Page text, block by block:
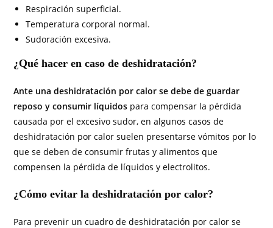
Respiración superficial.
Temperatura corporal normal.
Sudoración excesiva.
¿Qué hacer en caso de deshidratación?
Ante una deshidratación por calor se debe de guardar
reposo y consumir líquidos para compensar la pérdida
causada por el excesivo sudor, en algunos casos de
deshidratación por calor suelen presentarse vómitos por lo
que se deben de consumir frutas y alimentos que
compensen la pérdida de líquidos y electrolitos.
¿Cómo evitar la deshidratación por calor?
Para prevenir un cuadro de deshidratación por calor se